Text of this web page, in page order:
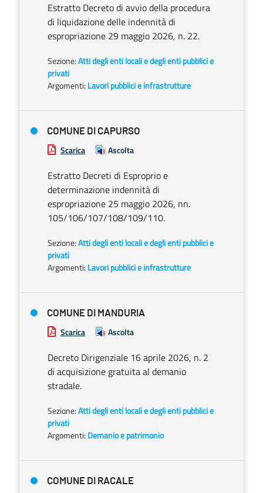
Estratto Decreto di avvio della procedura
di liquidazione delle indennità di
espropriazione 29 maggio 2026, n. 22.
Sezione:Atti degli enti locali e degli enti pubblici e
privati
Argomenti: Lavori pubblici e infrastrutture
COMUNE DI CAPURSO
Scarica Ascolta
Estratto Decreti di Esproprio e
determinazione indennità di
espropriazione 25 maggio 2026, nn.
105/106/107/108/109/110.
Sezione:Atti degli enti locali e degli enti pubblici e
privati
Argomenti: Lavori pubblici e infrastrutture
COMUNE DI MANDURIA
Scarica Ascolta
Decreto Dirigenziale 16 aprile 2026, n. 2
di acquisizione gratuita al demanio
stradale.
Sezione:Atti degli enti locali e degli enti pubblici e
privati
Argomenti: Demanio e patrimonio
COMUNE DI RACALE